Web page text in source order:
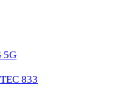
5G
833